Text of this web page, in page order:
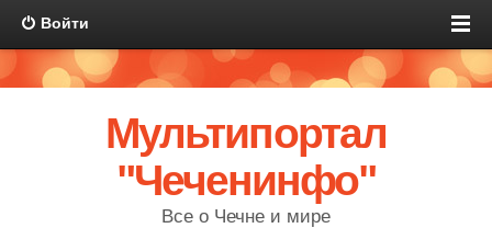
Войти
Мультипортал
"Чеченинфо"
Все о Чечне и мире